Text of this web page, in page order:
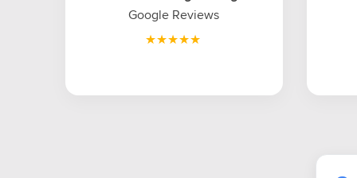
Google Reviews